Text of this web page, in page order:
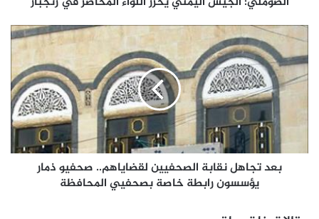
بعد تجاهل نقابة الصحفيين لقضاياهم.. صحفيو ذمار
يؤسسون رابطة خاصة بصحفيي المحافظة